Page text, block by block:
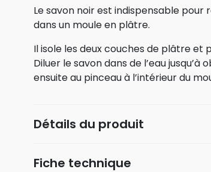
Le savon noir est indispensable
dans un moule en plâtre.
Il isole les deux couches de plâtre et
Diluer le savon dans de l’eau
ensuite au pinceau à l’intérieur du
Détails du produit
Fiche technique